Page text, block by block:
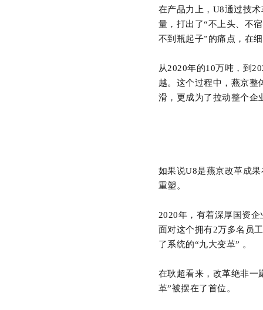
在产品力上，U8通过技
量，打出了“不上头、不
不到瓶起子”的痛点，在
从2020年的10万吨，到
越。这个过程中，燕京整
滑，更成为了拉动整个企
如果说U8是燕京改革成
重塑。
2020年，有着深厚国资
面对这个拥有2万多名员
了系统的“九大变革” 。
在耿超看来，改革绝非一
革”被摆在了首位。